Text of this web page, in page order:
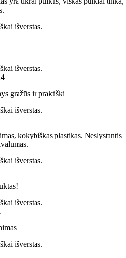
išverstas.
išverstas.
gražūs ir praktiški
išverstas.
kokybiškas plastikas. Neslystantis
išverstas.
išverstas.
išverstas.